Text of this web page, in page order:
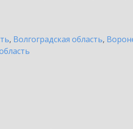
, Волгоградская область,